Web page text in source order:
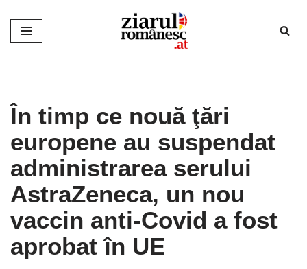
Sari
În timp ce nouă ţări
europene au suspendat
administrarea serului
AstraZeneca, un nou
vaccin anti-Covid a fost
aprobat în UE